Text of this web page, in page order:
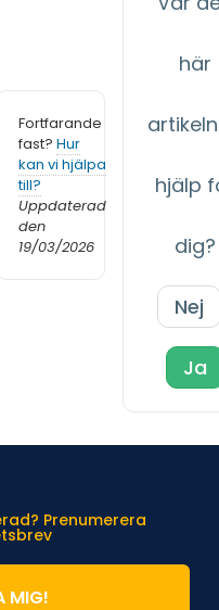
Fortfarande
fast? Hur
kan vi hjälpa
till?
Uppdaterad
den
19/03/2026
här
hjälp
dig?
Nej
Ja
Prenumerera
MIG!